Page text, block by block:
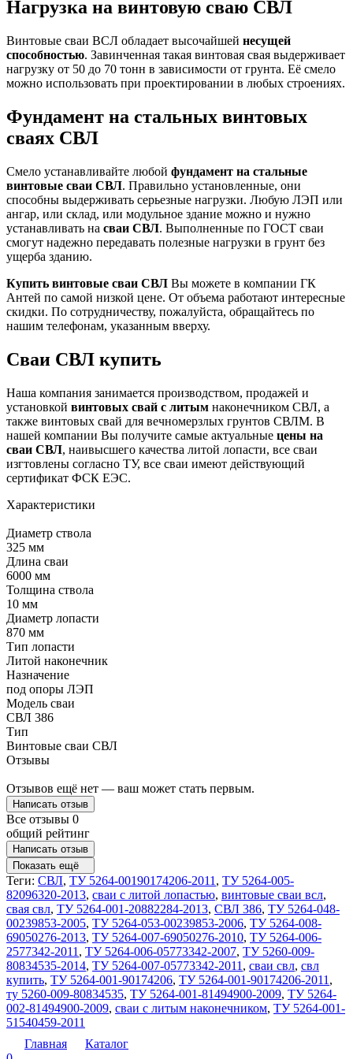
Нагрузка на винтовую сваю СВЛ
Винтовые сваи ВСЛ обладает высочайшей несущей
способностью. Завинченная такая винтовая свая выдерживает
нагрузку от 50 до 70 тонн в зависимости от грунта. Её смело
можно использовать при проектировании в любых строениях.
Фундамент на стальных винтовых
сваях СВЛ
Смело устанавливайте любой фундамент на стальные
винтовые сваи СВЛ. Правильно установленные, они
способны выдерживать серьезные нагрузки. Любую ЛЭП или
ангар, или склад, или модульное здание можно и нужно
устанавливать на сваи СВЛ. Выполненные по ГОСТ сваи
смогут надежно передавать полезные нагрузки в грунт без
ущерба зданию.
Купить винтовые сваи СВЛ Вы можете в компании ГК
Антей по самой низкой цене. От объема работают интересные
скидки. По сотрудничеству, пожалуйста, обращайтесь по
нашим телефонам, указанным вверху.
Сваи СВЛ купить
Наша компания занимается производством, продажей и
установкой винтовых свай с литым наконечником СВЛ, а
также винтовых свай для вечномерзлых грунтов СВЛМ. В
нашей компании Вы получите самые актуальные цены на
сваи СВЛ, наивысшего качества литой лопасти, все сваи
изгтовлены согласно ТУ, все сваи имеют действующий
сертификат ФСК ЕЭС.
Характеристики
Диаметр ствола
325 мм
Длина сваи
6000 мм
Толщина ствола
10 мм
Диаметр лопасти
870 мм
Тип лопасти
Литой наконечник
Назначение
под опоры ЛЭП
Модель сваи
СВЛ 386
Тип
Винтовые сваи СВЛ
Отзывы
Отзывов ещё нет — ваш может стать первым.
Написать отзыв
Все отзывы 0
общий рейтинг
Написать отзыв
Показать ещё
Теги: СВЛ, ТУ 5264-00190174206-2011 , ТУ 5264-005-
82096320-2013, сваи с литой лопастью, винтовые сваи всл,
свая свл, ТУ 5264-001-20882284-2013, СВЛ 386, ТУ 5264-048-
00239853-2005, ТУ 5264-053-00239853-2006, ТУ 5264-008-
69050276-2013, ТУ 5264-007-69050276-2010, ТУ 5264-006-
2577342-2011 , ТУ 5264-006-05773342-2007, ТУ 5260-009-
80834535-2014, ТУ 5264-007-05773342-2011 , сваи свл, свл
купить, ТУ 5264-001-90174206, ТУ 5264-001-90174206-2011 ,
ту 5260-009-80834535, ТУ 5264-001-81494900-2009, ТУ 5264-
002-81494900-2009, сваи с литым наконечником, ТУ 5264-001-
51540459-2011
Главная
Каталог